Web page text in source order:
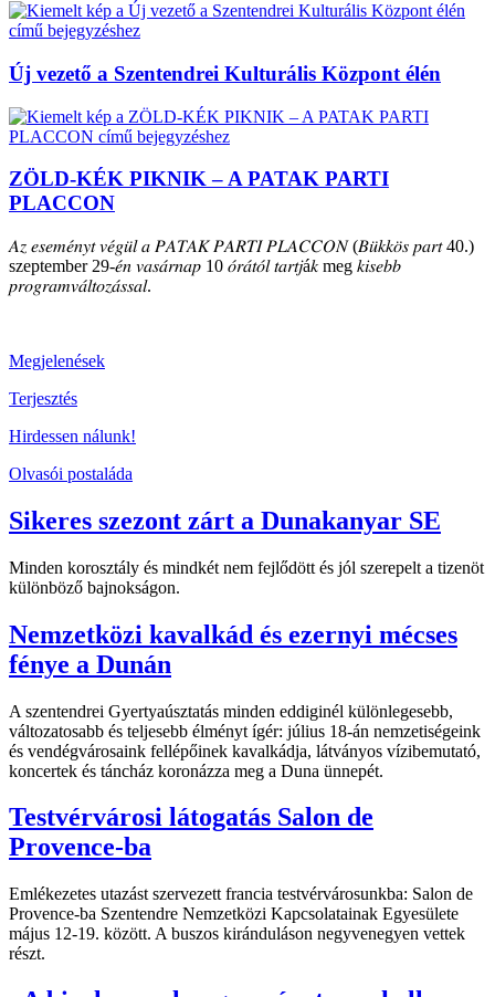
Új vezető a Szentendrei Kulturális Központ élén
ZÖLD-KÉK PIKNIK – A PATAK PARTI
PLACCON
𝐴𝑧 𝑒𝑠𝑒𝑚𝑒́𝑛𝑦𝑡 𝑣𝑒́𝑔𝑢̈𝑙 𝑎 𝑃𝐴𝑇𝐴𝐾 𝑃𝐴𝑅𝑇𝐼 𝑃𝐿𝐴𝐶𝐶𝑂𝑁 (𝐵𝑢̈𝑘𝑘𝑜̈𝑠 𝑝𝑎𝑟𝑡 40.)
szeptember 29-𝑒́𝑛 𝑣𝑎𝑠𝑎́𝑟𝑛𝑎𝑝 10 𝑜́𝑟𝑎́𝑡𝑜́𝑙 𝑡𝑎𝑟𝑡𝑗á𝑘 meg 𝑘𝑖𝑠𝑒𝑏𝑏
𝑝𝑟𝑜𝑔𝑟𝑎𝑚𝑣𝑎́𝑙𝑡𝑜𝑧𝑎́𝑠𝑠𝑎𝑙.
Megjelenések
Terjesztés
Hirdessen nálunk!
Olvasói postaláda
Sikeres szezont zárt a Dunakanyar SE
Minden korosztály és mindkét nem fejlődött és jól szerepelt a tizenöt
különböző bajnokságon.
Nemzetközi kavalkád és ezernyi mécses
fénye a Dunán
A szentendrei Gyertyaúsztatás minden eddiginél különlegesebb,
változatosabb és teljesebb élményt ígér: július 18-án nemzetiségeink
és vendégvárosaink fellépőinek kavalkádja, látványos vízibemutató,
koncertek és táncház koronázza meg a Duna ünnepét.
Testvérvárosi látogatás Salon de
Provence-ba
Emlékezetes utazást szervezett francia testvérvárosunkba: Salon de
Provence-ba Szentendre Nemzetközi Kapcsolatainak Egyesülete
május 12-19. között. A buszos kiránduláson negyvenegyen vettek
részt.